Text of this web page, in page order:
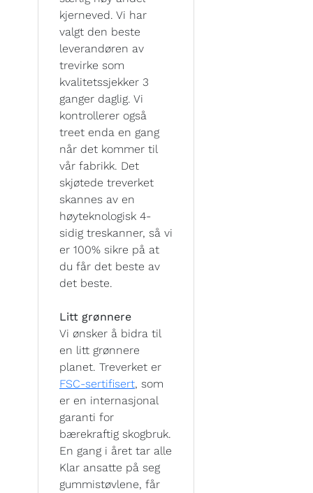
kjerneved. Vi har
valgt den beste
leverandøren av
trevirke som
kvalitetssjekker 3
ganger daglig. Vi
kontrollerer også
treet enda en gang
når det kommer til
vår fabrikk. Det
skjøtede treverket
skannes av en
høyteknologisk 4-
sidig treskanner, så vi
er 100% sikre på at
du får det beste av
det beste.
Litt grønnere
Vi ønsker å bidra til
en litt grønnere
planet. Treverket er
FSC-sertifisert, som
er en internasjonal
garanti for
bærekraftig skogbruk.
En gang i året tar alle
Klar ansatte på seg
gummistøvlene, får